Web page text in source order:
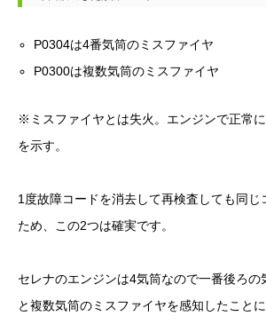
P0304は4番気筒のミスファイヤ
P0300は複数気筒のミスファイヤ
※ミスファイヤとは失火。エンジンで正常
を示す。
1度故障コードを消去して再検査しても同じ
ため、この2つは確実です。
セレナのエンジンは4気筒なので一番後ろの
と複数気筒のミスファイヤを感知したことに